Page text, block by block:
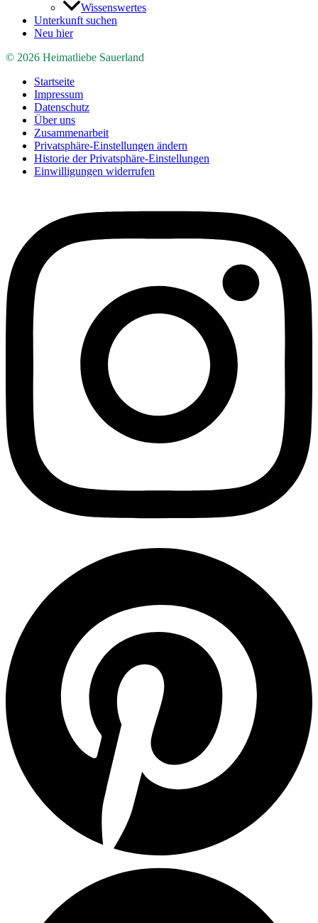
Wissenswertes
Unterkunft suchen
Neu hier
© 2026 Heimatliebe Sauerland
Startseite
Impressum
Datenschutz
Über uns
Zusammenarbeit
Privatsphäre-Einstellungen ändern
Historie der Privatsphäre-Einstellungen
Einwilligungen widerrufen